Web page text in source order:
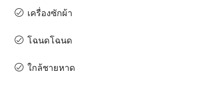
เครื่องซักผ้า
โฉนดโฉนด
ใกล้ชายหาด